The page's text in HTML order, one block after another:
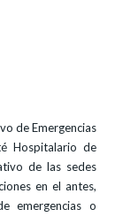
de Emergencias
Hospitalario de
de las sedes
en el antes,
emergencias o